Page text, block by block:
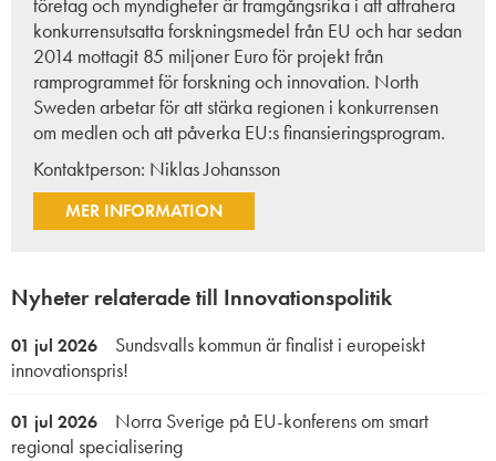
företag och myndigheter är framgångsrika i att attrahera
konkurrensutsatta forskningsmedel från EU och har sedan
2014 mottagit 85 miljoner Euro för projekt från
ramprogrammet för forskning och innovation. North
Sweden arbetar för att stärka regionen i konkurrensen
om medlen och att påverka EU:s finansieringsprogram.
Kontaktperson: Niklas Johansson
MER INFORMATION
Nyheter relaterade till Innovationspolitik
01 jul 2026
Sundsvalls kommun är finalist i europeiskt
innovationspris!
01 jul 2026
Norra Sverige på EU-konferens om smart
regional specialisering